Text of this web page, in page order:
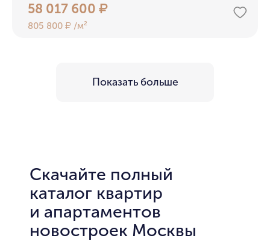
58 017 600₽
805 800₽ /м²
Показать больше
Скачайте полный
каталог квартир
и апартаментов
новостроек Москвы